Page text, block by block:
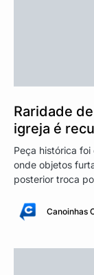
Raridade
igreja é
Peça histórica
onde objetos
posterior troca
Canoinhas